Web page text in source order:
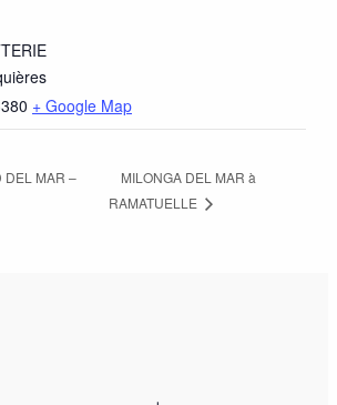
+ Google Map
DEL MAR –
MILONGA DEL MAR à
RAMATUELLE